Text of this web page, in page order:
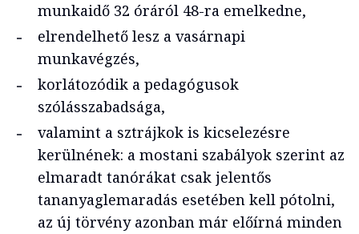
munkaidő 32 óráról 48-ra emelkedne,
elrendelhető lesz a vasárnapi
munkavégzés,
korlátozódik a pedagógusok
szólásszabadsága,
valamint a sztrájkok is kicselezésre
kerülnének: a mostani szabályok szerint az
elmaradt tanórákat csak jelentős
tananyaglemaradás esetében kell pótolni,
az új törvény azonban már előírná minden